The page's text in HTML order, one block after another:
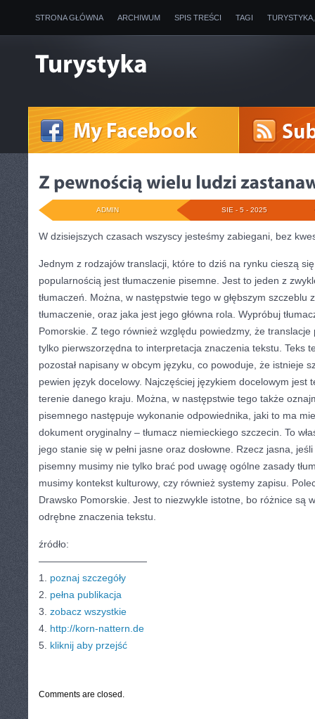
STRONA GŁÓWNA ARCHIWUM SPIS TREŚCI TAGI
SIE - 5 - 2025
ADMIN
W dzisiejszych czasach wszyscy jesteśmy zabiegani, bez
Jednym z rodzajów translacji, które to dziś na rynku cieszą
popularnością jest tłumaczenie pisemne. Jest to jeden z
tłumaczeń. Można, w następstwie tego w głębszym szczeblu
tłumaczenie, oraz jaka jest jego główna rola. Wypróbuj
Pomorskie. Z tego również względu powiedzmy, że
tylko pierwszorzędna to interpretacja znaczenia tekstu. Teks
pozostał napisany w obcym języku, co powoduje, że istnieje
pewien język docelowy. Najczęściej językiem docelowym jest
terenie danego kraju. Można, w następstwie tego także
pisemnego następuje wykonanie odpowiednika, jaki to ma
dokument oryginalny – tłumacz niemieckiego szczecin. To
jego stanie się w pełni jasne oraz dosłowne. Rzecz jasna,
pisemny musimy nie tylko brać pod uwagę ogólne zasady
musimy kontekst kulturowy, czy również systemy zapisu.
Drawsko Pomorskie. Jest to niezwykle istotne, bo różnice są
odrębne znaczenia tekstu.
źródło:
———————————
1. poznaj szczegóły
2. pełna publikacja
3. zobacz wszystkie
4. http://korn-nattern.de
5. kliknij aby przejść
Comments are closed.